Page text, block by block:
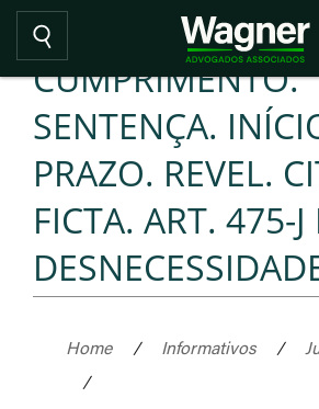
CUMPRIMENTO.
SENTENÇA.
PRAZO. REVEL.
FICTA. ART. 475-J
Home / Informativos /
/